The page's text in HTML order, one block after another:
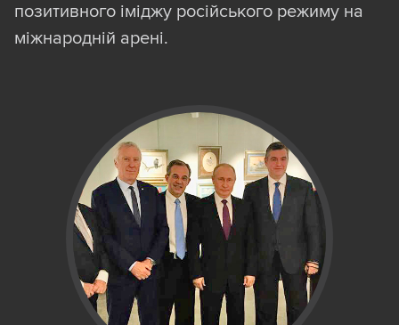
позитивного іміджу російського режиму на
міжнародній арені.